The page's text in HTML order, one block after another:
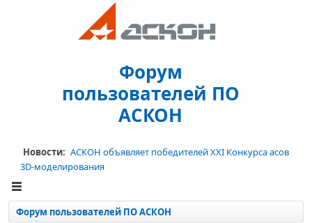
Форум
пользователей ПО
АСКОН
Новости: АСКОН объявляет победителей XXI Конкурса асов
3D-моделирования
Форум пользователей ПО АСКОН